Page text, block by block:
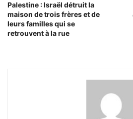
Palestine : Israël détruit la
maison de trois frères et de
leurs familles qui se
retrouvent à la rue